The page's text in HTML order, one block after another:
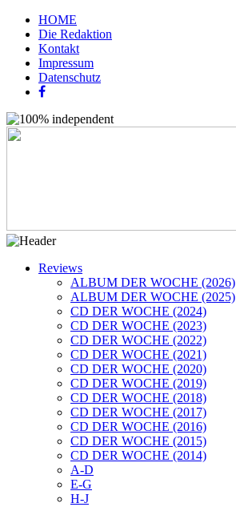
HOME
Die Redaktion
Kontakt
Impressum
Datenschutz
Reviews
ALBUM DER WOCHE (2026)
ALBUM DER WOCHE (2025)
CD DER WOCHE (2024)
CD DER WOCHE (2023)
CD DER WOCHE (2022)
CD DER WOCHE (2021)
CD DER WOCHE (2020)
CD DER WOCHE (2019)
CD DER WOCHE (2018)
CD DER WOCHE (2017)
CD DER WOCHE (2016)
CD DER WOCHE (2015)
CD DER WOCHE (2014)
A-D
E-G
H-J